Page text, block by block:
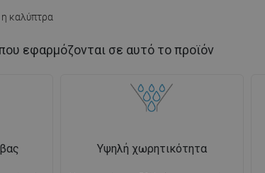
η καλύπτρα
εφαρμόζονται σε αυτό το προϊόν
Υψηλή χωρητικότητα